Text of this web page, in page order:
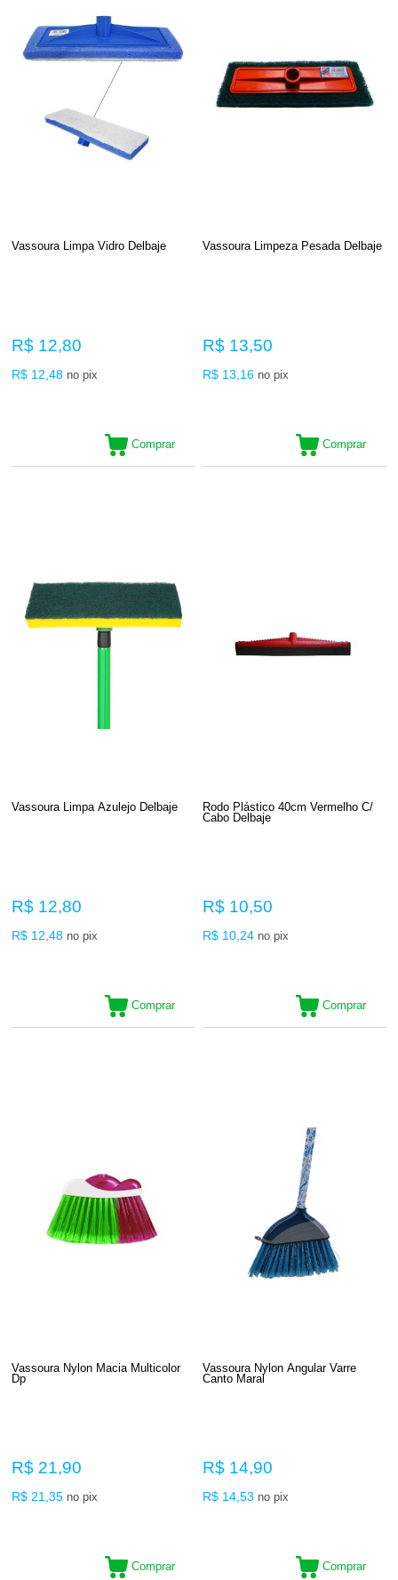
Vassoura Limpa Vidro Delbaje
R$ 12,80
R$ 12,48 no pix
Comprar
Vassoura Limpeza Pesada Delbaje
R$ 13,50
R$ 13,16 no pix
Comprar
Vassoura Limpa Azulejo Delbaje
R$ 12,80
R$ 12,48 no pix
Comprar
Rodo Plástico 40cm Vermelho C/
Cabo Delbaje
R$ 10,50
R$ 10,24 no pix
Comprar
Vassoura Nylon Macia Multicolor
Dp
R$ 21,90
R$ 21,35 no pix
Comprar
Vassoura Nylon Angular Varre
Canto Maral
R$ 14,90
R$ 14,53 no pix
Comprar